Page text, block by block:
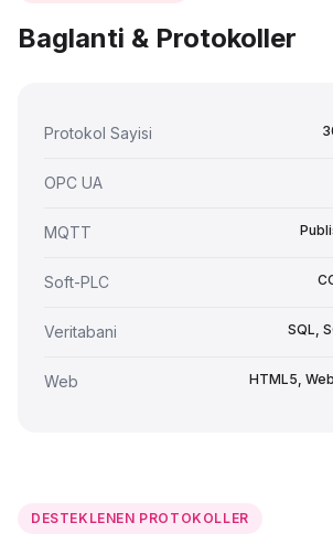
Baglanti & Protokoller
Protokol Sayisi
OPC UA
MQTT
Soft-PLC
Veritabani SQL,
Web HTML5,
DESTEKLENEN PROTOKOLLER